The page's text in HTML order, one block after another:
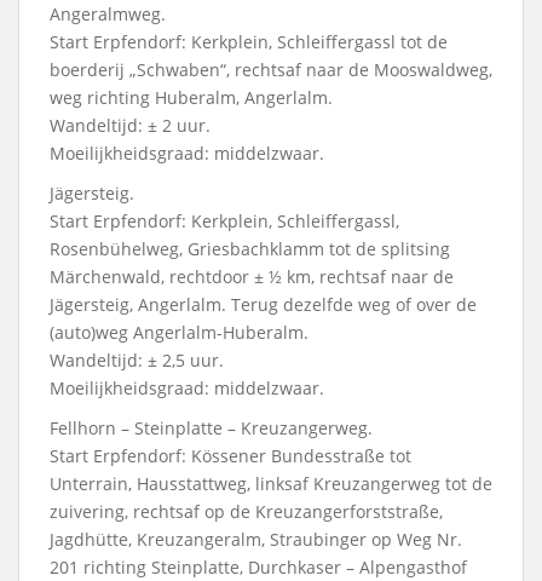
Angeralmweg.
Start Erpfendorf: Kerkplein, Schleiffergassl tot de
boerderij „Schwaben“, rechtsaf naar de Mooswaldweg,
weg richting Huberalm, Angerlalm.
Wandeltijd: ± 2 uur.
Moeilijkheidsgraad: middelzwaar.
Jägersteig.
Start Erpfendorf: Kerkplein, Schleiffergassl,
Rosenbühelweg, Griesbachklamm tot de splitsing
Märchenwald, rechtdoor ± ½ km, rechtsaf naar de
Jägersteig, Angerlalm. Terug dezelfde weg of over de
(auto)weg Angerlalm-Huberalm.
Wandeltijd: ± 2,5 uur.
Moeilijkheidsgraad: middelzwaar.
Fellhorn – Steinplatte – Kreuzangerweg.
Start Erpfendorf: Kössener Bundesstraße tot
Unterrain, Hausstattweg, linksaf Kreuzangerweg tot de
zuivering, rechtsaf op de Kreuzangerforststraße,
Jagdhütte, Kreuzangeralm, Straubinger op Weg Nr.
201 richting Steinplatte, Durchkaser – Alpengasthof